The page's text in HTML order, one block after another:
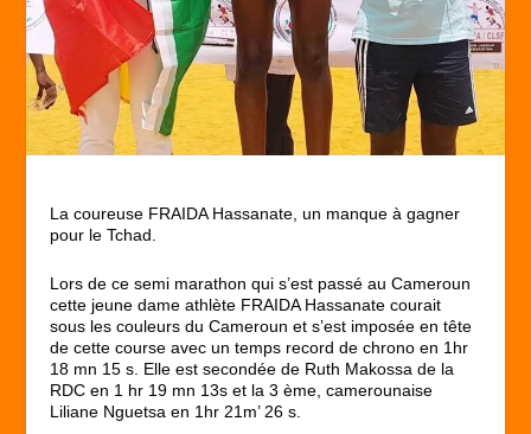
La coureuse FRAIDA Hassanate, un manque à gagner
pour le Tchad.
Lors de ce semi marathon qui s’est passé au Cameroun
cette jeune dame athlète FRAIDA Hassanate courait
sous les couleurs du Cameroun et s’est imposée en tête
de cette course avec un temps record de chrono en 1hr
18 mn 15 s. Elle est secondée de Ruth Makossa de la
RDC en 1 hr 19 mn 13s et la 3 ème, camerounaise
Liliane Nguetsa en 1hr 21m’ 26 s.